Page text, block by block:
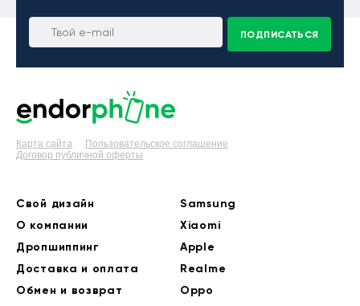
ПОДПИСАТЬСЯ
Карта сайта
Пользовательское соглашение
Договор публичной оферты
Свой дизайн
О компании
Дропшиппинг
Доставка и оплата
Обмен и возврат
Samsung
Xiaomi
Apple
Realme
Oppo